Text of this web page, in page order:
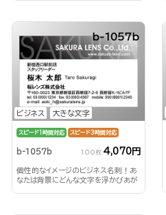
ビジネス 大きな文字
b-1057b
スピード1時間対応 スピード3時間対応
b-1057b 100枚 4,070円
個性的なイメージのビジネス名刺！あ
なたは背景にどんな文字を浮かびあが